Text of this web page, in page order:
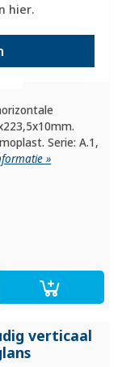
hier.
Serie: A.1,
»
verticaal